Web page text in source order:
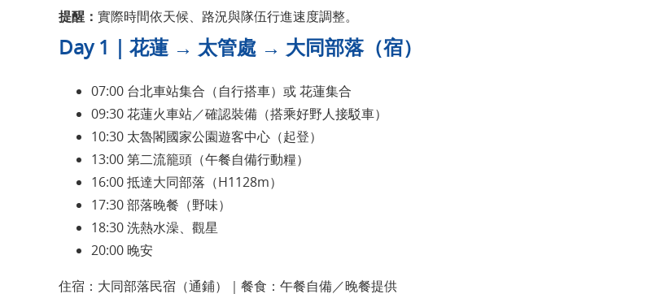
提醒： 實際時間依天候、路況與隊伍行進速度調整。
Day 1｜花蓮 → 太管處 → 大同部落（宿）
07:00 台北車站集合（自行搭車）或 花蓮集合
09:30 花蓮火車站／確認裝備（搭乘好野人接駁車）
10:30 太魯閣國家公園遊客中心（起登）
13:00 第二流籠頭（午餐自備行動糧）
16:00 抵達大同部落（H1128m）
17:30 部落晚餐（野味）
18:30 洗熱水澡、觀星
20:00 晚安
住宿：大同部落民宿（通鋪）｜餐食：午餐自備／晚餐提供